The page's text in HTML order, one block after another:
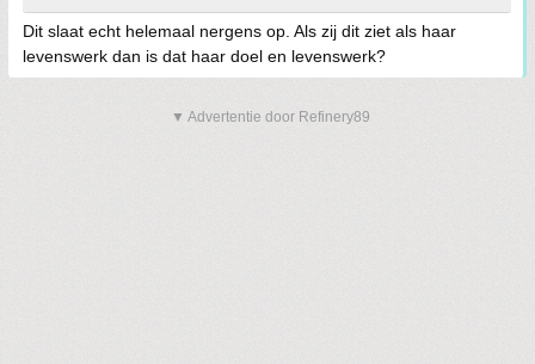
Dit slaat echt helemaal nergens op. Als zij dit ziet als haar
levenswerk dan is dat haar doel en levenswerk?
▼ Advertentie door Refinery89